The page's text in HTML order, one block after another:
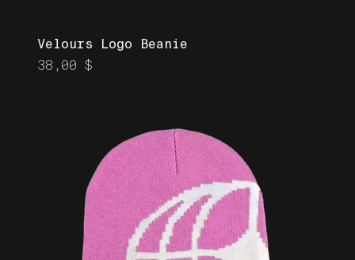
Velours Logo Beanie
Prix
38,00 $